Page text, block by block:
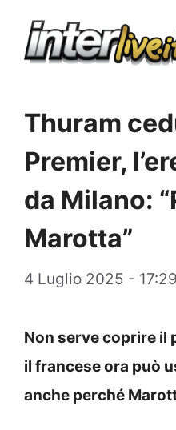
Thuram
Premier,
da Milano:
Marotta”
4 Luglio 2025 - 17:29
Non serve coprire il
il francese ora può
anche perché